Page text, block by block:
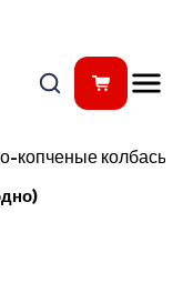
копченые колбасы